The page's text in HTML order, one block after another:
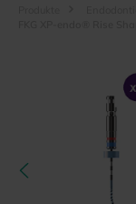
Bildergalerie